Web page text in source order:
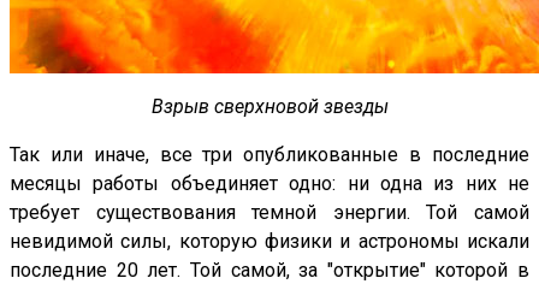
Взрыв сверхновой звезды
Так или иначе, все три опубликованные в последние
месяцы работы объединяет одно: ни одна из них не
требует существования темной энергии. Той самой
невидимой силы, которую физики и астрономы искали
последние 20 лет. Той самой, за "открытие" которой в